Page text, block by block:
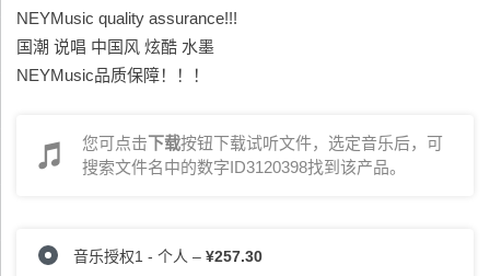
NEYMusic quality assurance!!!
国潮 说唱 中国风 炫酷 水墨
NEYMusic品质保障！！！
您可点击下载按钮下载试听文件，选定音乐后，可
搜索文件名中的数字ID3120398找到该产品。
音乐授权1 - 个人 – ¥257.30